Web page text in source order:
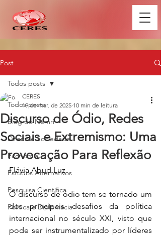
Post
Todos posts
Blog do Nemri
Direito e Sociedade
Economia
Estudos Alternativos
Pesquisa Científica
Política e Diplomacia
Todos posts
Discurso de Ódio, Redes
Sociais e Extremismo: Uma
Provocação Para Reflexão
CERES
19 de mar. de 2025 10 min de leitura
Flávia Abud Luz
O discurso de ódio tem se tornado um
dos principais desafios da política
internacional no século XXI, visto que
pode ser instrumentalizado por líderes